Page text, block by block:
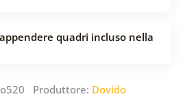
quadri incluso nella
Produttore: Dovido